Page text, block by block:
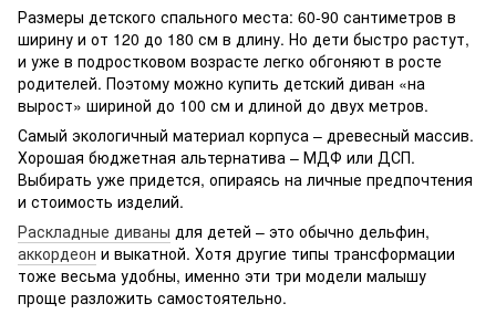
Размеры детского спального места: 60-90 сантиметров в
ширину и от 120 до 180 см в длину. Но дети быстро растут,
и уже в подростковом возрасте легко обгоняют в росте
родителей. Поэтому можно купить детский диван «на
вырост» шириной до 100 см и длиной до двух метров.
Самый экологичный материал корпуса – древесный массив.
Хорошая бюджетная альтернатива – МДФ или ДСП.
Выбирать уже придется, опираясь на личные предпочтения
и стоимость изделий.
Раскладные диваны для детей – это обычно дельфин,
аккордеон и выкатной. Хотя другие типы трансформации
тоже весьма удобны, именно эти три модели малышу
проще разложить самостоятельно.